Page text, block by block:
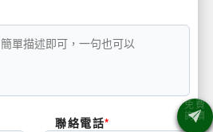
聯絡電話